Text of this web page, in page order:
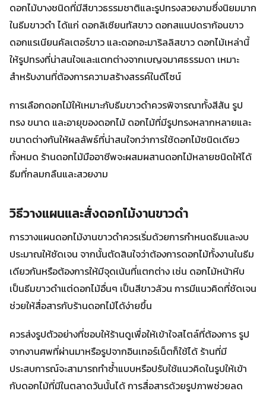
ดอกไม้บางชนิดที่มีสีขาวธรรมชาติและรูปทรงสวยงามซึ่งนิยมมาก
ในธีมขาวดำ ได้แก่ ดอกลิเซียนทัสขาว ดอกสแนปดราก้อนขาว
ดอกแรเนียนคัลเตอร์ขาว และดอกอะมาริลลิสขาว ดอกไม้เหล่านี้
ให้รูปทรงที่น่าสนใจและแตกต่างจากเบญจมาศธรรมดา เหมาะ
สำหรับงานที่ต้องการความสร้างสรรค์ในดีไซน์
การเลือกดอกไม้ให้เหมาะกับธีมขาวดำควรพิจารณาทั้งสีสัน รูป
ทรง ขนาด และอายุของดอกไม้ ดอกไม้ที่มีรูปทรงหลากหลายและ
ขนาดต่างกันให้ผลลัพธ์ที่น่าสนใจกว่าการใช้ดอกไม้ชนิดเดียว
ทั้งหมด ร้านดอกไม้มืออาชีพจะผสมผสานดอกไม้หลายชนิดให้ได้
ธีมที่กลมกลืนและสวยงาม
วิธีวางแผนและสั่งดอกไม้งานขาวดำ
การวางแผนดอกไม้งานขาวดำควรเริ่มด้วยการกำหนดธีมและงบ
ประมาณให้ชัดเจน จากนั้นตัดสินใจว่าต้องการดอกไม้ทั้งงานในธีม
เดียวกันหรือต้องการให้มีจุดเน้นที่แตกต่าง เช่น ดอกไม้หน้าหีบ
เป็นธีมขาวดำแต่ดอกไม้อื่นๆ เป็นสีขาวล้วน การมีแนวคิดที่ชัดเจน
ช่วยให้สื่อสารกับร้านดอกไม้ได้ง่ายขึ้น
ควรส่งรูปตัวอย่างที่ชอบให้ร้านดูเพื่อให้เข้าใจสไตล์ที่ต้องการ รูป
จากงานศพที่ผ่านมาหรือรูปจากอินเทอร์เน็ตก็ใช้ได้ ร้านที่มี
ประสบการณ์จะสามารถทำซ้ำแบบหรือปรับใช้แนวคิดในรูปให้เข้า
กับดอกไม้ที่มีในตลาดวันนั้นได้ การสื่อสารด้วยรูปภาพช่วยลด